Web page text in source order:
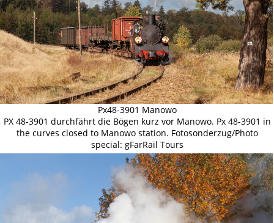
Px48-3901 Manowo
PX 48-3901 durchfährt die Bögen kurz vor Manowo. Px 48-3901 in
the curves closed to Manowo station. Fotosonderzug/Photo
special: gFarRail Tours